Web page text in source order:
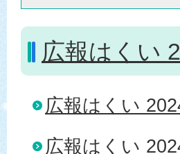
広報はくい
広報はくい
広報はくい